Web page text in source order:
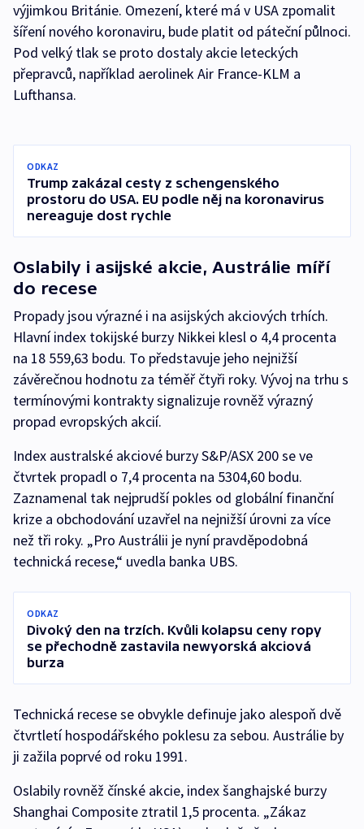
výjimkou Británie. Omezení, které má v USA zpomalit
šíření nového koronaviru, bude platit od páteční půlnoci.
Pod velký tlak se proto dostaly akcie leteckých
přepravců, například aerolinek Air France-KLM a
Lufthansa.
ODKAZ
Trump zakázal cesty z schengenského
prostoru do USA. EU podle něj na koronavirus
nereaguje dost rychle
Oslabily i asijské akcie, Austrálie míří
do recese
Propady jsou výrazné i na asijských akciových trhích.
Hlavní index tokijské burzy Nikkei klesl o 4,4 procenta
na 18 559,63 bodu. To představuje jeho nejnižší
závěrečnou hodnotu za téměř čtyři roky. Vývoj na trhu s
termínovými kontrakty signalizuje rovněž výrazný
propad evropských akcií.
Index australské akciové burzy S&P/ASX 200 se ve
čtvrtek propadl o 7,4 procenta na 5304,60 bodu.
Zaznamenal tak nejprudší pokles od globální finanční
krize a obchodování uzavřel na nejnižší úrovni za více
než tři roky. „Pro Austrálii je nyní pravděpodobná
technická recese,“ uvedla banka UBS.
ODKAZ
Divoký den na trzích. Kvůli kolapsu ceny ropy
se přechodně zastavila newyorská akciová
burza
Technická recese se obvykle definuje jako alespoň dvě
čtvrtletí hospodářského poklesu za sebou. Austrálie by
ji zažila poprvé od roku 1991.
Oslabily rovněž čínské akcie, index šanghajské burzy
Shanghai Composite ztratil 1,5 procenta. „Zákaz